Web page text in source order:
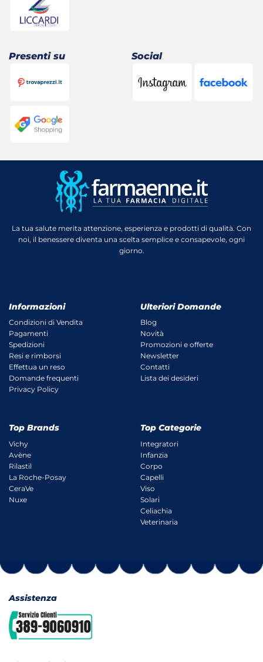
Presenti su Social
La tua salute merita attenzione, esperienza e prodotti di qualità. Con
noi, il benessere diventa una scelta semplice e consapevole, ogni
giorno.
Informazioni
Condizioni di Vendita
Pagamenti
Spedizioni
Resi e rimborsi
Effettua un reso
Domande frequenti
Privacy Policy
Ulteriori Domande
Blog
Novità
Promozioni e offerte
Newsletter
Contatti
Lista dei desideri
Top Brands
Vichy
Avène
Rilastil
La Roche-Posay
CeraVe
Nuxe
Top Categorie
Integratori
Infanzia
Corpo
Capelli
Viso
Solari
Celiachia
Veterinaria
Assistenza